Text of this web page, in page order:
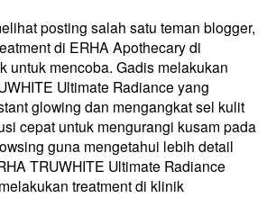
posting salah satu teman blogger,
di ERHA Apothecary di
untuk mencoba. Gadis melakukan
Ultimate Radiance yang
glowing dan mengangkat sel kulit
cepat untuk mengurangi kusam pada
guna mengetahui lebih detail
TRUWHITE Ultimate Radiance
treatment di klinik